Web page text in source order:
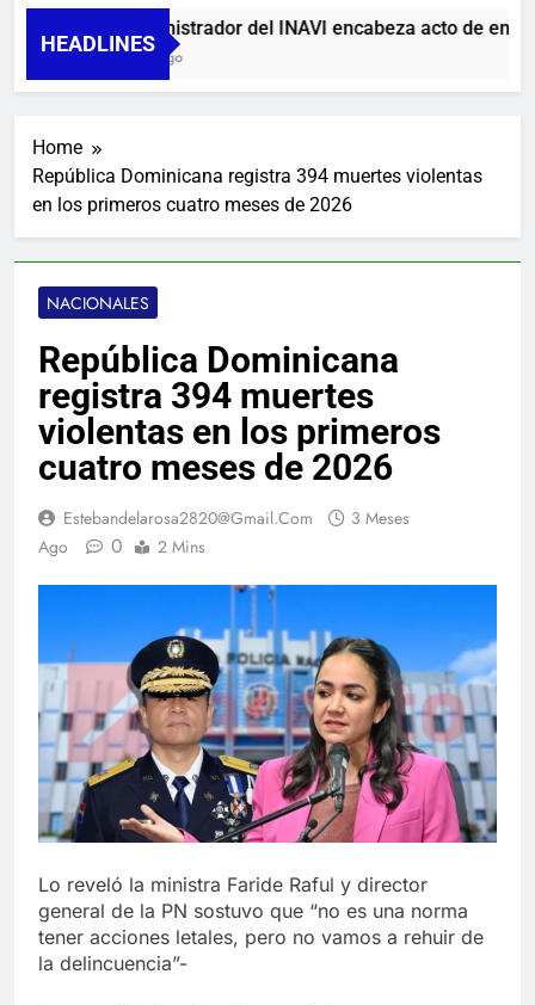
HEADLINES
Administrador del INAVI encabeza acto de
1 Día Ago
Home
República Dominicana registra 394 muertes violentas
en los primeros cuatro meses de 2026
NACIONALES
República Dominicana
registra 394 muertes
violentas en los primeros
cuatro meses de 2026
Estebandelarosa2820@gmail.com
3 Meses
Ago
0 2 Mins
Lo reveló la ministra Faride Raful y director
general de la PN sostuvo que “no es una norma
tener acciones letales, pero no vamos a rehuir de
la delincuencia”-